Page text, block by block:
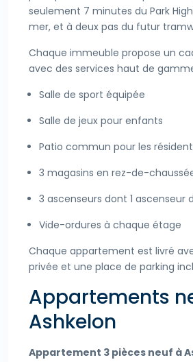
seulement 7 minutes du Park
mer, et à deux pas du futur
Chaque immeuble propose un
avec des services haut de
Salle de sport équipée
Salle de jeux pour enfants
Patio commun pour les
3 magasins en rez-de-
3 ascenseurs dont 1 ascenseur
Vide-ordures à chaque étage
Chaque appartement est livré
privée et une place de parking
Appartements
Ashkelon
Appartement 3 pièces neuf à